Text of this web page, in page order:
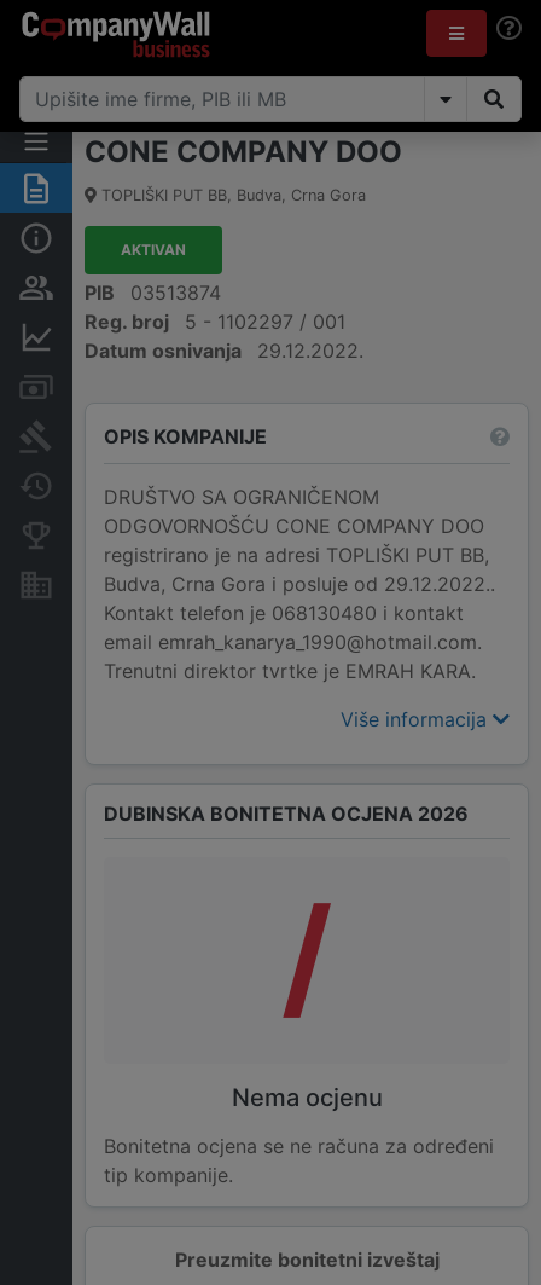
Sažetak
Osobe i vlasništvo
Finansijski podaci
Arhiva sudskih objava
Promjene
Konkurentne kompanije
Nekretnine i imovina
CONE COMPANY DOO
TOPLIŠKI PUT BB, Budva, Crna Gora
AKTIVAN
PIB
03513874
Reg. broj
5 - 1102297 / 001
Datum osnivanja
29.12.2022.
OPIS KOMPANIJE
DRUŠTVO SA OGRANIČENOM
ODGOVORNOŠĆU CONE COMPANY DOO
registrirano je na adresi TOPLIŠKI PUT BB,
Budva, Crna Gora i posluje od 29.12.2022..
Kontakt telefon je 068130480 i kontakt
email emrah_kanarya_1990@hotmail.com.
Trenutni direktor tvrtke je EMRAH KARA.
Više informacija
Preuzmite bonitetni izveštaj
DUBINSKA BONITETNA OCJENA 2026
/
Nema ocjenu
Bonitetna ocjena se ne računa za određeni
tip kompanije.